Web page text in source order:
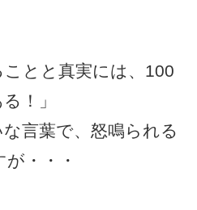
ことと真実には、100
！」
言葉で、怒鳴られる
・・・